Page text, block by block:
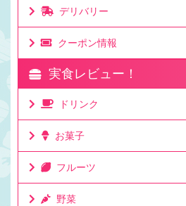
デリバリー
クーポン情報
実食レビュー！
ドリンク
お菓子
フルーツ
野菜